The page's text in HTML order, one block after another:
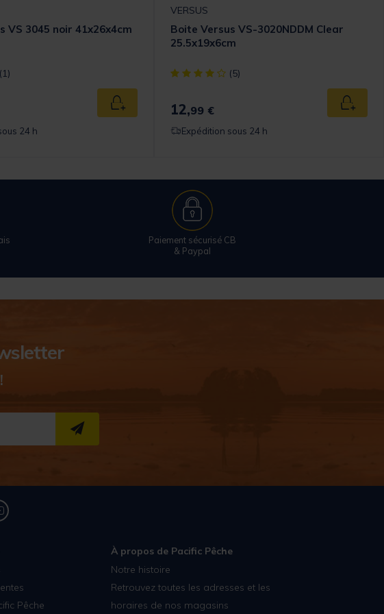
VS 3045 noir 41x26x4cm
out of 5 Customer Rating
(1)
Ajouter au panier
24 h
VERSUS
Boite Versus VS-3020NDDM Clear
25.5x19x6cm
[object Object] out of 5 Customer Rating
(5)
12,99 € Ajouter
Expédition sous 24 h
Paiement sécurisé CB
& Paypal
S''INSCRIRE
Pêche
À propos de Pacific Pêche
Notre histoire
Retrouvez toutes les adresses et les
horaires de nos magasins